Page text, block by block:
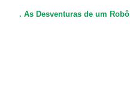
. As Desventuras de um